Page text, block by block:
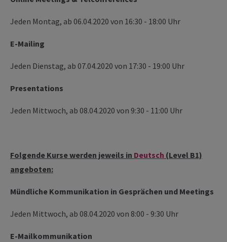
Jeden Montag, ab 06.04.2020 von 16:30 - 18:00 Uhr
E-Mailing
­­Jeden Dienstag, ab 07.04.2020 von 17:30 - 19:00 Uhr
Presentations
Jeden Mittwoch, ab 08.04.2020 von 9:30 - 11:00 Uhr
Folgende Kurse werden jeweils in Deutsch (Level B1)
angeboten:
Mündliche Kommunikation in Gesprächen und Meetings
Jeden Mittwoch, ab 08.04.2020 von 8:00 - 9:30 Uhr
E-Mailkommunikation